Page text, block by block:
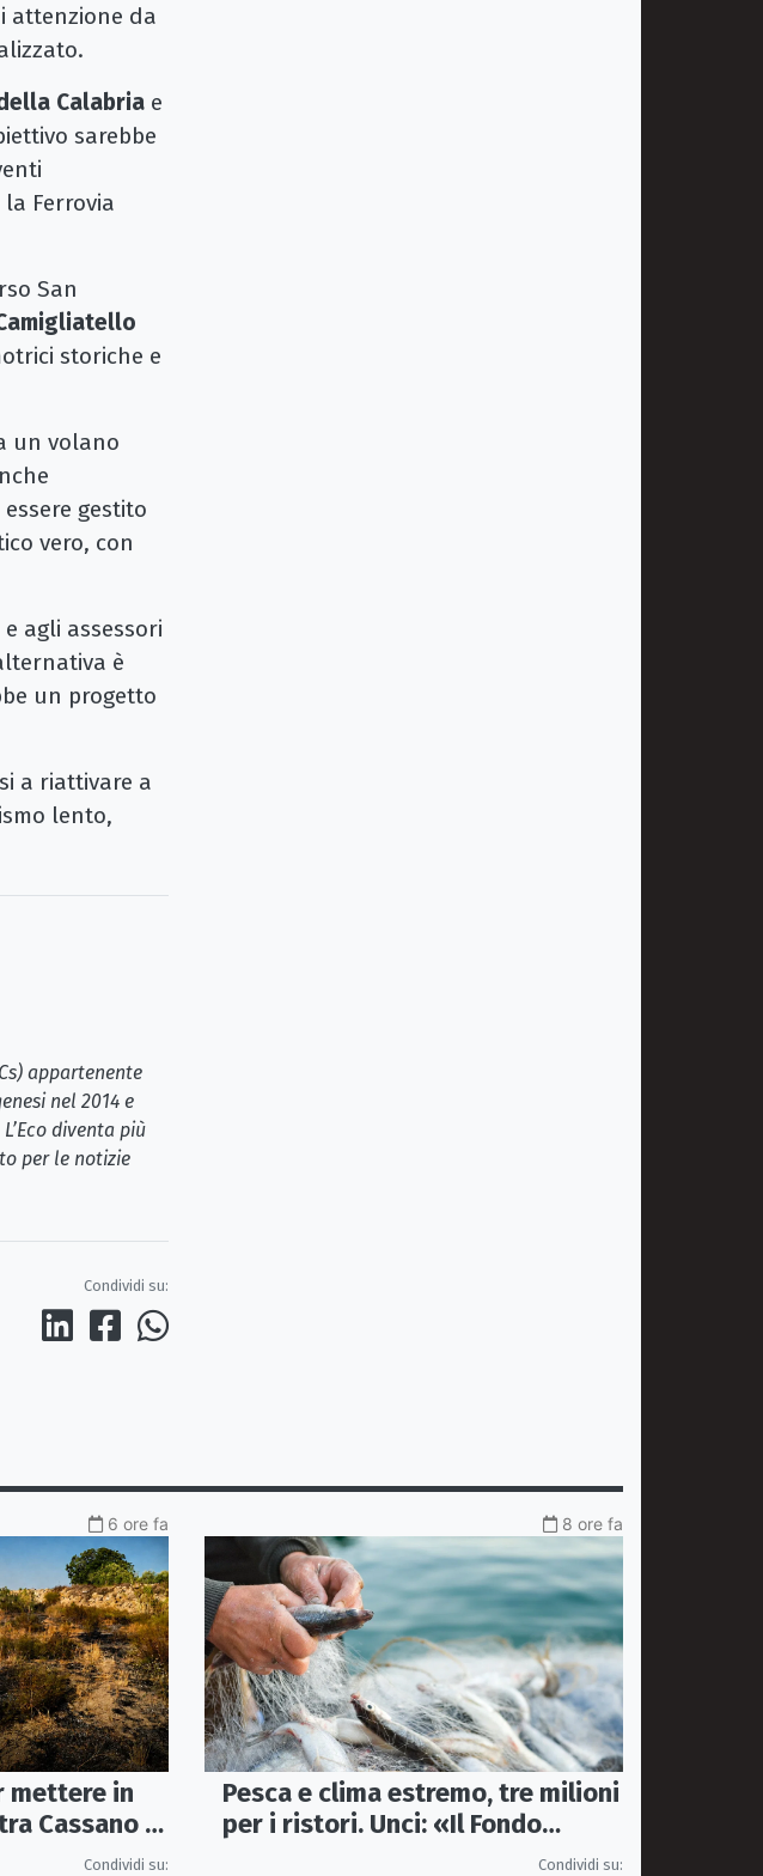
attenzione da
Calabria e
sarebbe
Ferrovia
San
storiche e
un volano
gestito
vero, con
e agli assessori
è
un progetto
a riattivare a
lento,
appartenente
nel 2014 e
diventa più
per le notizie
Condividi su:
6 ore fa
mettere in
Cassano e
Condividi su:
8 ore fa
Pesca e clima estremo, tre milioni
per i ristori. Unci: «Il Fondo
Condividi su: